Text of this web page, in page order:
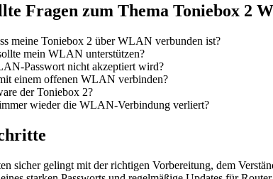
Fragen zum Thema Toniebox 2
meine Toniebox 2 über WLAN verbunden ist?
mein WLAN unterstützen?
Passwort nicht akzeptiert wird?
einem offenen WLAN verbinden?
der Toniebox 2?
wieder die WLAN-Verbindung verliert?
sicher gelingt mit der richtigen Vorbereitung, dem